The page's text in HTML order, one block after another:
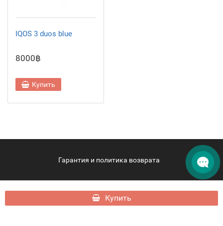
Купить
IQOS 3 duos blue
8000฿
Купить
Гарантия и политика возврата
hqdphuket.com - HQD Phuket © 2026